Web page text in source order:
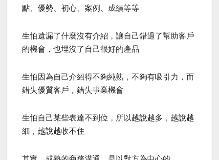
點、優勢、初心、案例、成績等等
生怕遺漏了什麼沒有介紹，讓自己錯過了幫助客戶
的機會，也埋沒了自己很好的產品
生怕因為自己介紹得不夠純熟，不夠有吸引力，而
錯失優質客戶，錯失事業機會
生怕自己某些表達不到位，所以越說越多，越說越
細，越說越收不住